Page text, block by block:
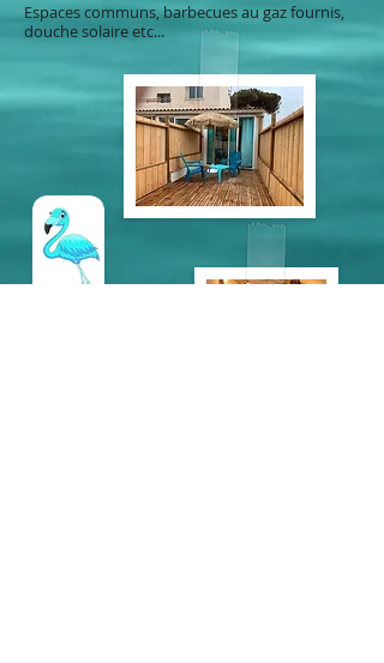
Espaces communs, barbecues au gaz fournis,
douche solaire etc...